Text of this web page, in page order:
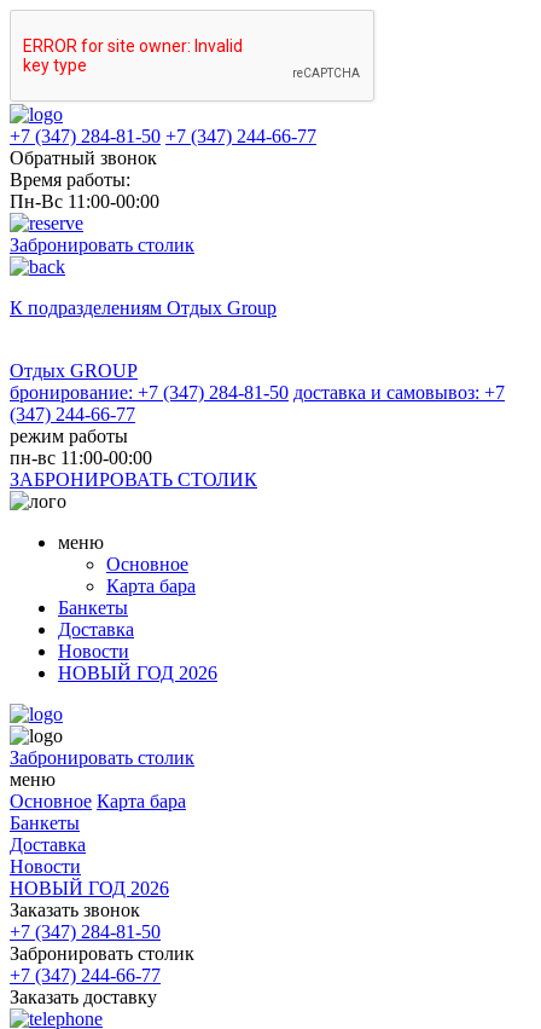
+7 (347) 284-81-50 +7 (347) 244-66-77
Обратный звонок
Время работы:
Пн-Вс 11:00-00:00
Забронировать столик
К подразделениям Отдых Group
Отдых GROUP
бронирование: +7 (347) 284-81-50 доставка и самовывоз: +7
(347) 244-66-77
режим работы
пн-вс 11:00-00:00
ЗАБРОНИРОВАТЬ СТОЛИК
меню
Основное
Карта бара
Банкеты
Доставка
Новости
НОВЫЙ ГОД 2026
Забронировать столик
меню
Основное Карта бара
Банкеты
Доставка
Новости
НОВЫЙ ГОД 2026
Заказать звонок
+7 (347) 284-81-50
Забронировать столик
+7 (347) 244-66-77
Заказать доставку